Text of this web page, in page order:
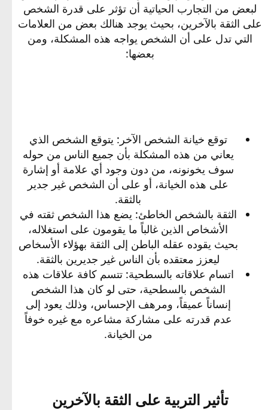
لبعض من التجارب الحياتية أن تؤثر على قدرة الشخص
على الثقة بالآخرين، بحيث يوجد هنالك بعض من العلامات
التي تدل على أن الشخص يواجه هذه المشكلة، ومن
بعضها:
توقع خيانة الشخص الآخر: يتوقع الشخص الذي
يعاني من هذه المشكلة بأن جميع الناس من حوله
سوف يخونونه، من دون وجود أي علامة أو إشارة
على هذه الخيانة، أو على أن الشخص غير جدير
بالثقة.​
الثقة بالشخص الخاطئ: يضع هذا الشخص ثقته في
الأشخاص الذين غالباً ما يقومون على استغلاله،
بحيث يقوده عقله الباطن إلى الثقة بهؤلاء الأسخاص
ليعزز معتقده بأن الناس غير جديرين بالثقة.​
اتسام علاقاته بالسطحية: تتسم كافة علاقات هذه
الشخص بالسطحية، حتى لو كان هذا الشخص
إنساناً عميقاً، ومرهف الإحساس، وذلك يعود إلى
عدم قدرته على مشاركة مشاعره مع غيره خوفاً
من الخيانة.​
تأثير التربية على الثقة بالآخرين​